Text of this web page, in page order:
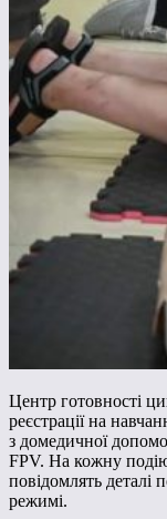
Центр готовності
реєстрації на
з домедичної
FPV. На кожну
повідомлять
режимі.